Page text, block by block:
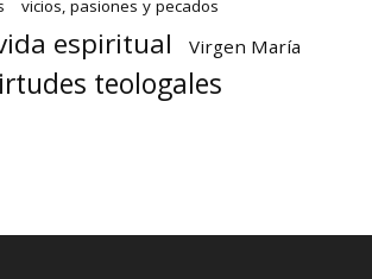
vicios, pasiones y pecados
espiritual Virgen María
teologales